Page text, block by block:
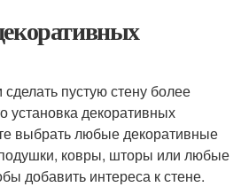
пустую стену более
установка декоративных
выбрать любые декоративные
ковры, шторы или любые
добавить интереса к стене.